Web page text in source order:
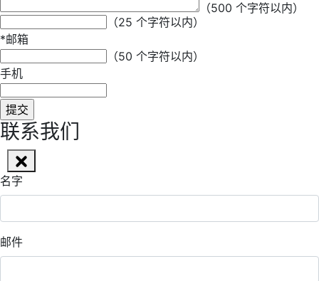
（500 个字符以内）
（25 个字符以内）
*邮箱
（50 个字符以内）
手机
联系我们
名字
邮件